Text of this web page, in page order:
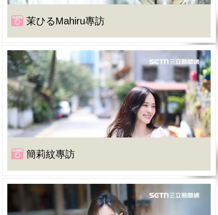
茉ひるMahiru專訪
簡莉紋專訪